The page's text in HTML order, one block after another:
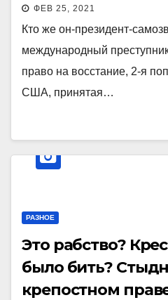
ФЕВ 25, 2021
Кто же он-президент-
международный
право на восстание, 2-я
США, принятая…
РАЗНОЕ
Это рабство?
было бить?
крепостном